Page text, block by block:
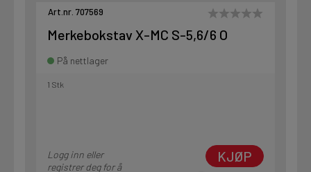
Art.nr. 707569
Merkebokstav X-MC S-5,6/6 O
På nettlager
1 Stk
Logg inn eller
registrer deg for å
KJØP